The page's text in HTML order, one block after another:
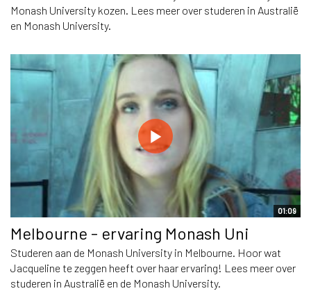
Monash University kozen. Lees meer over studeren in Australië
en Monash University.
01:09
Melbourne - ervaring Monash Uni
Studeren aan de Monash University in Melbourne. Hoor wat
Jacqueline te zeggen heeft over haar ervaring! Lees meer over
studeren in Australië en de Monash University.